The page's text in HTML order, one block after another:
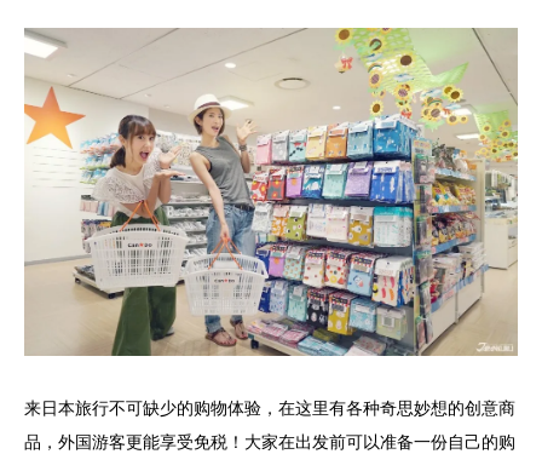
来日本旅行不可缺少的购物体验，在这里有各种奇思妙想的创意商
品，外国游客更能享受免税！大家在出发前可以准备一份自己的购